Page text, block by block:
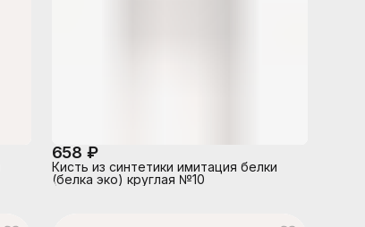
658 ₽
Кисть из синтетики имитация белки
(белка эко) круглая №10